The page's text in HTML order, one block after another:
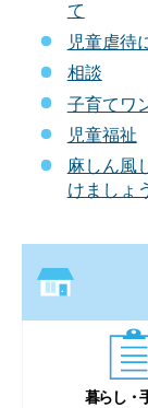
て
児童虐待
相談
子育てワ
児童福祉
麻しん風
けましょ
暮らし・